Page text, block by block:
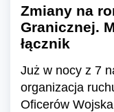
Zmiany na
Granicznej.
łącznik
Już w nocy z 7
organizacja
Oficerów